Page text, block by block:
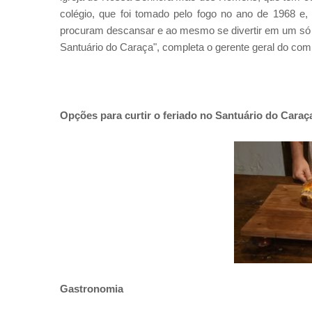
colégio, que foi tomado pelo fogo no ano de 1968
procuram descansar e ao mesmo se divertir em um
Santuário do Caraça", completa o gerente geral do
Opções para curtir o feriado no Santuário do
Gastronomia